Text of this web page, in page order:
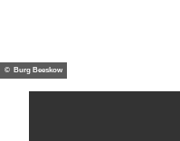
© Burg Beeskow